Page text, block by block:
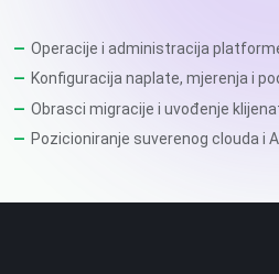
Operacije i administracija
Konfiguracija naplate, mjerenja i
Obrasci migracije i uvođenje
Pozicioniranje suverenog clouda i